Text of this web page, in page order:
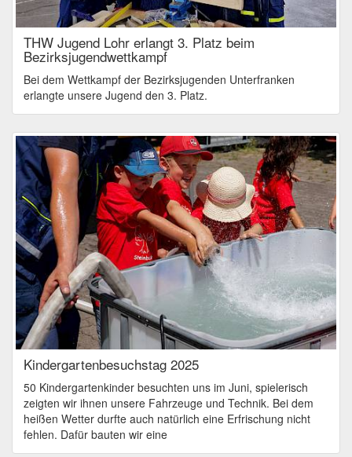
THW Jugend Lohr erlangt 3. Platz beim
Bezirksjugendwettkampf
Bei dem Wettkampf der Bezirksjugenden Unterfranken
erlangte unsere Jugend den 3. Platz.
Kindergartenbesuchstag 2025
50 Kindergartenkinder besuchten uns im Juni, spielerisch
zeigten wir ihnen unsere Fahrzeuge und Technik. Bei dem
heißen Wetter durfte auch natürlich eine Erfrischung nicht
fehlen. Dafür bauten wir eine